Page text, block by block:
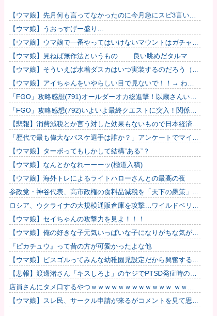
【ウマ娘】先月何も言ってなかったのに今月急にスピ3言い出
したのが怪しいよな。
【ウマ娘】うおっすげー盛り…
【ウマ娘】ウマ娘で一番やってはいけないマウントはガチャで
も育成でもグッズでもなく、これ。
【ウマ娘】見ねば無作法というもの…… 良い眺めだタルマ
エ…（殴
【ウマ娘】そういえば水着ダスカはいつ実装するのだろう（ﾃﾞ
ｯｯｯ
【ウマ娘】アイちゃんをいやらしい目で見ないで！！→ わか
りました…
「FGO」攻略感想(791)オールダーオカ総進撃！以蔵さんいっ
ぱい出てきてワラタｗｗ もう綺麗な岡田以蔵だけ連れて帰れ
ば...
「FGO」攻略感想(792)いよいよ最終クエストに突入！関係な
いけど壱与って見た目的にはメッチャ美人だよね…
【悲報】消費減税とか言う対した効果もないもので日本経済破
滅へ
「歴代で最も偉大なバスケ選手は誰か？」アンケートでマイケ
ル・ジョーダンが圧倒的な支持を集める
【ウマ娘】ターボってもしかして結構”ある”？
【ウマ娘】なんとかなれーーーッ(極道入稿)
【ウマ娘】海外トレによるライトハローさんとの最高の夜
参政党・神谷代表、高市政権の食料品減税を「天下の愚策」と
一刀両断
ロシア、ウクライナの大規模通販倉庫を攻撃…ワイルドベリー
ズへの報復！
【ウマ娘】セイちゃんの攻撃力を見よ！！！
【ウマ娘】俺の好きな子元気いっぱいな子になりがちな気がす
る。←「元気OPPAIの間違いだろ…」
『ピカチュウ』って昔の方が可愛かったよな他
【ウマ娘】ピスゴルってみんな幼稚園児設定だから興奮するよ
ね他
【悲報】渡邊渚さん「キスしろよ」のヤジでPTSD発症時の状
態に逆戻り
店員さんにタメ口するやつｗｗｗｗｗｗｗｗｗｗｗｗ ｗｗｗ
ｗｗｗｗｗｗｗｗｗ
【ウマ娘】スレ民、サークル申請が来るがコメントを見て思わ